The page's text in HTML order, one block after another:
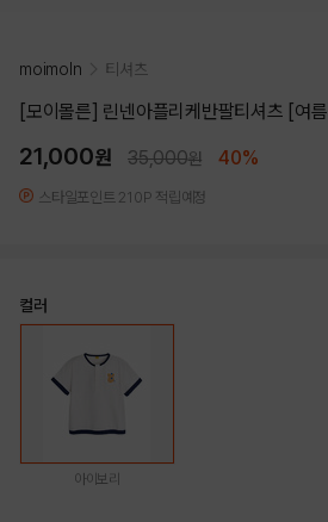
moimoln 티셔츠
[모이몰른] 린넨아플리케반팔티셔츠 [여름]
21,000원 35,000원 40%
스타일포인트 210P 적립예정
컬러
아이보리